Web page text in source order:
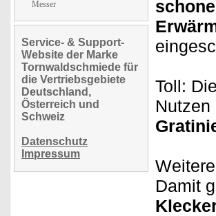
Messer
Service- & Support-
Website der Marke
Tornwaldschmiede für
die Vertriebsgebiete
Deutschland,
Österreich und
Schweiz
Datenschutz
Impressum
Toll:
Damit